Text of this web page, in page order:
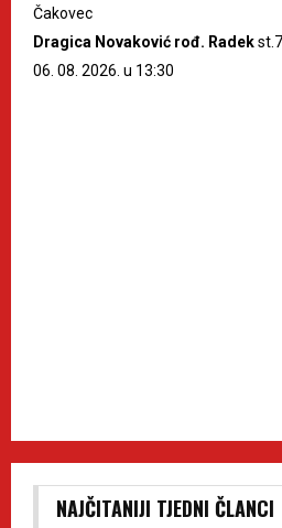
Čakovec
Dragica Novaković rođ. Radek
06. 08. 2026. u 13:30
NAJČITANIJI TJEDNI ČLANCI